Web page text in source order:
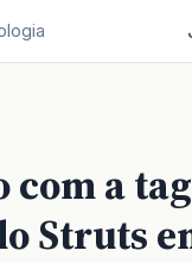
com a tag
Struts